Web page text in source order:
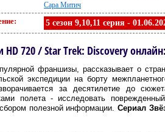
Сара Митич
5 сезон 9,10,11 серия -
720 / Star Trek: Discovery онлайн:
франшизы, рассказывает о
экспедиции на борту
за десятилетие до
полета - исследовать
полезной информации.Сериал